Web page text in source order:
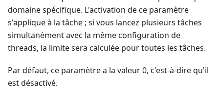
domaine spécifique. L'activation de ce paramètre
s'applique à la tâche ; si vous lancez plusieurs tâches
simultanément avec la même configuration de
threads, la limite sera calculée pour toutes les tâches.
Par défaut, ce paramètre a la valeur 0, c'est-à-dire qu'il
est désactivé.